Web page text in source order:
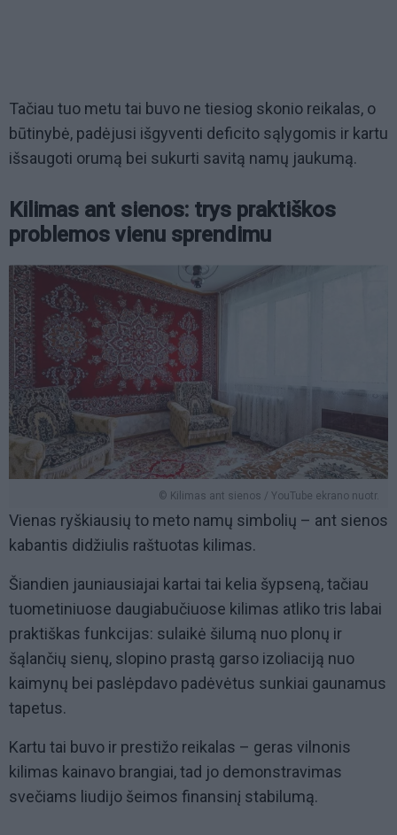
Tačiau tuo metu tai buvo ne tiesiog skonio reikalas, o
būtinybė, padėjusi išgyventi deficito sąlygomis ir kartu
išsaugoti orumą bei sukurti savitą namų jaukumą.
Kilimas ant sienos: trys praktiškos
problemos vienu sprendimu
© Kilimas ant sienos / YouTube ekrano nuotr.
Vienas ryškiausių to meto namų simbolių – ant sienos
kabantis didžiulis raštuotas kilimas.
Šiandien jauniausiajai kartai tai kelia šypseną, tačiau
tuometiniuose daugiabučiuose kilimas atliko tris labai
praktiškas funkcijas: sulaikė šilumą nuo plonų ir
šąlančių sienų, slopino prastą garso izoliaciją nuo
kaimynų bei paslėpdavo padėvėtus sunkiai gaunamus
tapetus.
Kartu tai buvo ir prestižo reikalas – geras vilnonis
kilimas kainavo brangiai, tad jo demonstravimas
svečiams liudijo šeimos finansinį stabilumą.